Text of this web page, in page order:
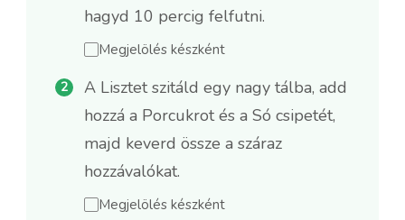
hagyd 10 percig felfutni.
Megjelölés készként
A Lisztet szitáld egy nagy tálba, add
hozzá a Porcukrot és a Só csipetét,
majd keverd össze a száraz
hozzávalókat.
Megjelölés készként